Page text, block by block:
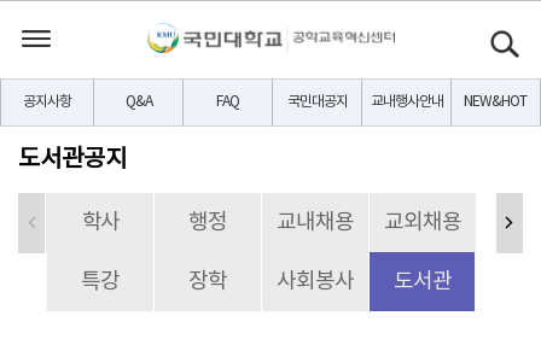
공지사항 Q&A FAQ 국민대공지 교내행사안내 NEW&HOT
도서관공지
학사 행정 교내채용 교외채용
특강 장학 사회봉사 도서관